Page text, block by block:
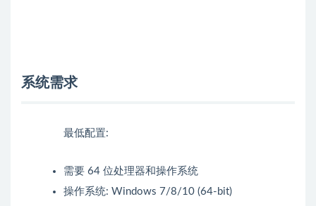
系统需求
最低配置:
需要 64 位处理器和操作系统
操作系统: Windows 7/8/10 (64-bit)